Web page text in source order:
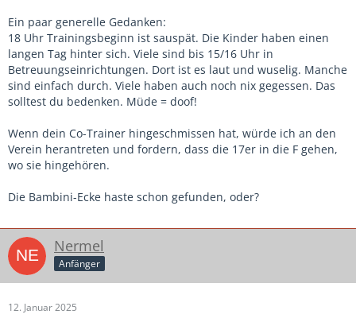
Ein paar generelle Gedanken:
18 Uhr Trainingsbeginn ist sauspät. Die Kinder haben einen
langen Tag hinter sich. Viele sind bis 15/16 Uhr in
Betreuungseinrichtungen. Dort ist es laut und wuselig. Manche
sind einfach durch. Viele haben auch noch nix gegessen. Das
solltest du bedenken. Müde = doof!
Wenn dein Co-Trainer hingeschmissen hat, würde ich an den
Verein herantreten und fordern, dass die 17er in die F gehen,
wo sie hingehören.
Die Bambini-Ecke haste schon gefunden, oder?
Nermel
Anfänger
12. Januar 2025